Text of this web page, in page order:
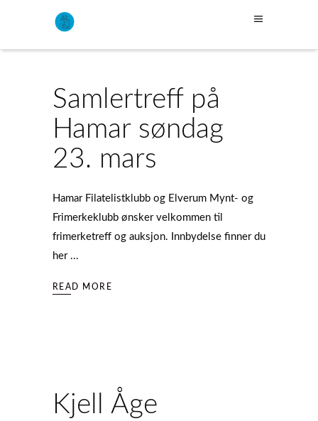
Samlertreff på
Hamar søndag
23. mars
Hamar Filatelistklubb og Elverum Mynt- og
Frimerkeklubb ønsker velkommen til
frimerketreff og auksjon. Innbydelse finner du
her
READ MORE
Kjell Åge